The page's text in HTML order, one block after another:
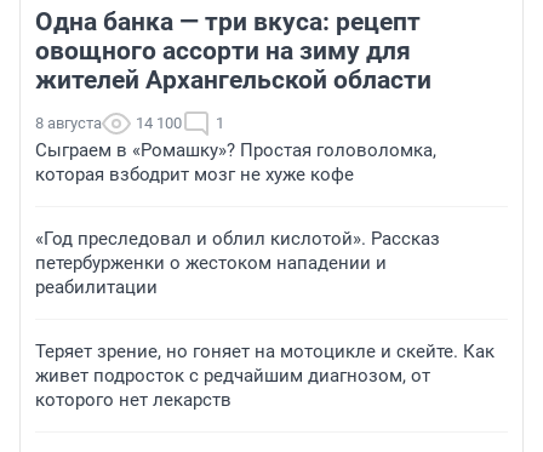
Одна банка — три вкуса: рецепт
овощного ассорти на зиму для
жителей Архангельской области
8 августа 14 100 1
Сыграем в «Ромашку»? Простая головоломка,
которая взбодрит мозг не хуже кофе
«Год преследовал и облил кислотой». Рассказ
петербурженки о жестоком нападении и
реабилитации
Теряет зрение, но гоняет на мотоцикле и скейте. Как
живет подросток с редчайшим диагнозом, от
которого нет лекарств